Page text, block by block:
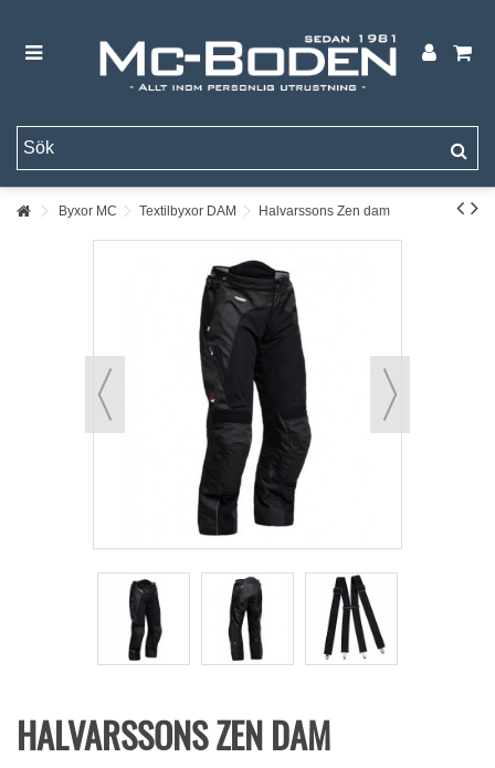
Byxor MC Textilbyxor DAM Halvarssons Zen dam
HALVARSSONS ZEN DAM